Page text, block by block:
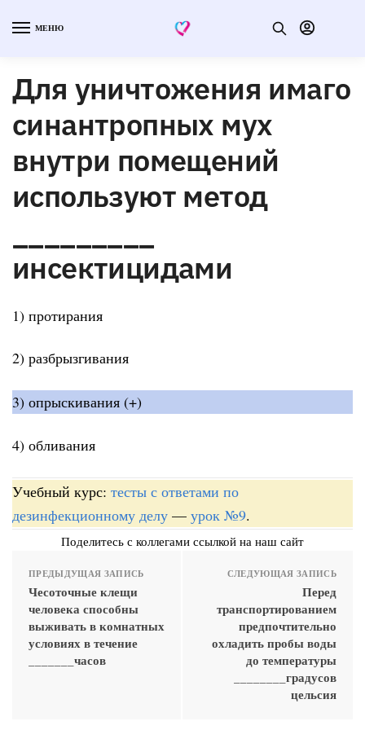
МЕНЮ
Для уничтожения имаго
синантропных мух
внутри помещений
используют метод
инсектицидами
1) протирания
2) разбрызгивания
3) опрыскивания (+)
4) обливания
Учебный курс: тесты с ответами по
дезинфекционному делу — урок №9.
Поделитесь с коллегами ссылкой на наш сайт
ПРЕДЫДУЩАЯ ЗАПИСЬ
Чесоточные клещи
человека способны
выживать в комнатных
условиях в течение
_______часов
СЛЕДУЮЩАЯ ЗАПИСЬ
Перед
транспортированием
предпочтительно
охладить пробы воды
до температуры
________градусов
цельсия